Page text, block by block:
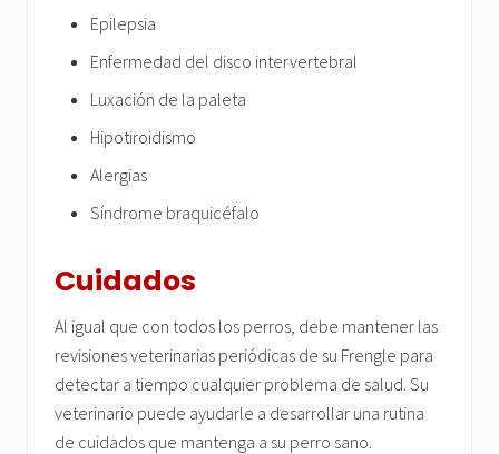
Epilepsia
Enfermedad del disco intervertebral
Luxación de la paleta
Hipotiroidismo
Alergias
Síndrome braquicéfalo
Cuidados
Al igual que con todos los perros, debe mantener las
revisiones veterinarias periódicas de su Frengle para
detectar a tiempo cualquier problema de salud. Su
veterinario puede ayudarle a desarrollar una rutina
de cuidados que mantenga a su perro sano.